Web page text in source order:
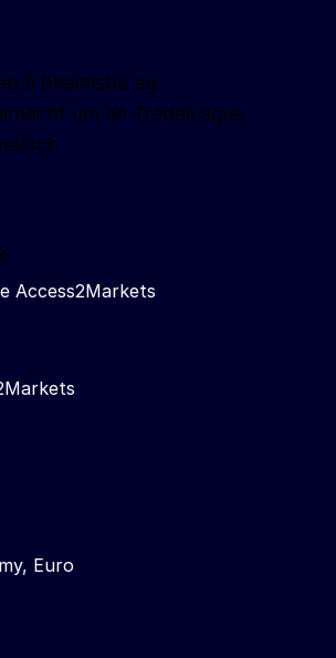
á bhainistiú ag:
um an Trádáil agus
Access2Markets
Euro